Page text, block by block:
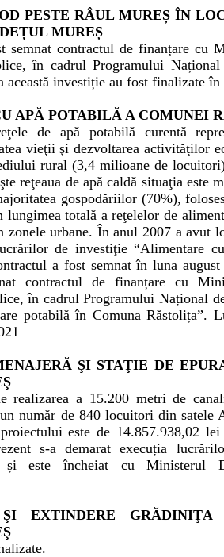
PESTE RÂUL MUREȘ ÎN
MUREȘ
semnat contractul de finanțare cu
în cadrul Programului
investiție au fost finalizate în
APĂ POTABILĂ A COMUNEI
de apă potabilă curentă
vieţii şi dezvoltarea activităţilor
rural (3,4 milioane de
reţeaua de apă caldă situaţia
gospodăriilor (70%),
totală a reţelelor de
zonele urbane. În anul 2007 a avut
de investiţie “Alimentare
a fost semnat în luna
contractul de finanțare cu
în cadrul Programului Național
potabilă în Comuna Răstolița”.
ŞI STAŢIE DE
realizarea a 15.200 metri de
număr de 840 locuitori din satele
este de 14.857.938,02
s-a demarat execuția
și este încheiat cu Ministerul
EXTINDERE